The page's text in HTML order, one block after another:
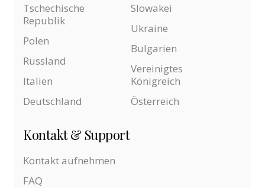
Tschechische
Republik
Polen
Russland
Italien
Deutschland
Slowakei
Ukraine
Bulgarien
Vereinigtes
Königreich
Österreich
Kontakt & Support
Kontakt aufnehmen
FAQ